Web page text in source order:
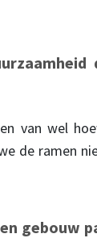
van wel
de ramen
gebouw